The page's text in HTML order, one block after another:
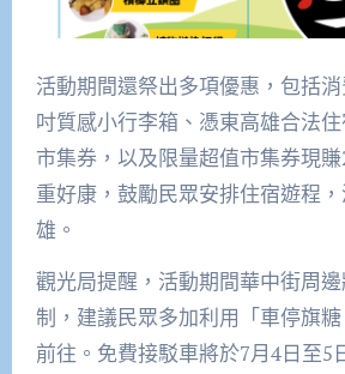
活動期間還祭出多項優惠，包括
吋質感小行李箱、憑東高雄合法
市集券，以及限量超值市集券現
重好康，鼓勵民眾安排住宿遊程
雄。
觀光局提醒，活動期間華中街周
制，建議民眾多加利用「車停旗
前往。免費接駁車將於7月4日至5